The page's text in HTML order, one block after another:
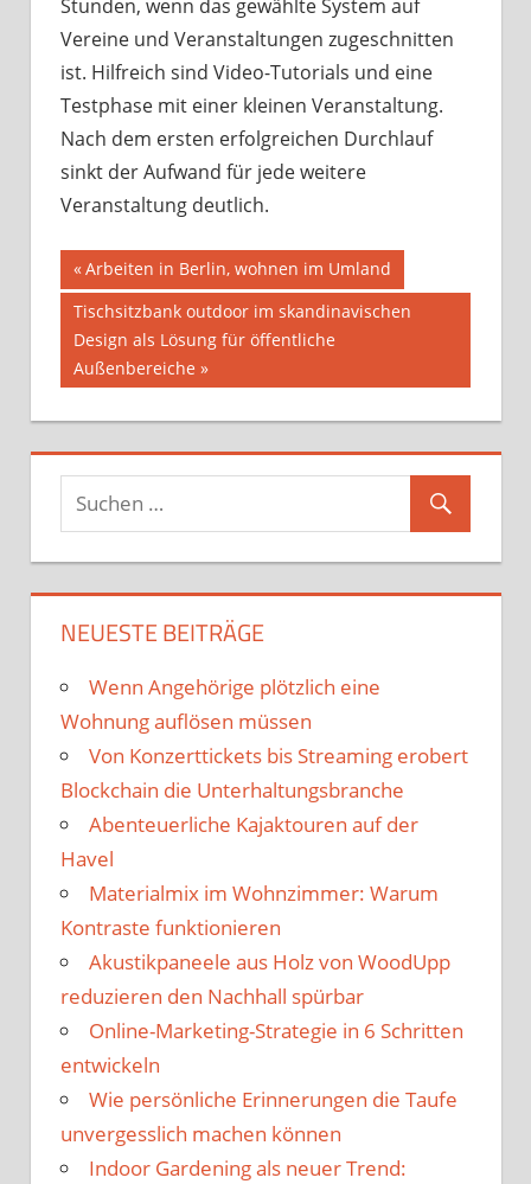
Stunden, wenn das gewählte System auf
Vereine und Veranstaltungen zugeschnitten
ist. Hilfreich sind Video-Tutorials und eine
Testphase mit einer kleinen Veranstaltung.
Nach dem ersten erfolgreichen Durchlauf
sinkt der Aufwand für jede weitere
Veranstaltung deutlich.
Beitragsnavigation
Vorheriger
Beitrag:
Arbeiten in Berlin, wohnen im Umland
Nächster
Beitrag:
Tischsitzbank outdoor im skandinavischen
Design als Lösung für öffentliche
Außenbereiche
NEUESTE BEITRÄGE
Wenn Angehörige plötzlich eine
Wohnung auflösen müssen
Von Konzerttickets bis Streaming erobert
Blockchain die Unterhaltungsbranche
Abenteuerliche Kajaktouren auf der
Havel
Materialmix im Wohnzimmer: Warum
Kontraste funktionieren
Akustikpaneele aus Holz von WoodUpp
reduzieren den Nachhall spürbar
Online-Marketing-Strategie in 6 Schritten
entwickeln
Wie persönliche Erinnerungen die Taufe
unvergesslich machen können
Indoor Gardening als neuer Trend: